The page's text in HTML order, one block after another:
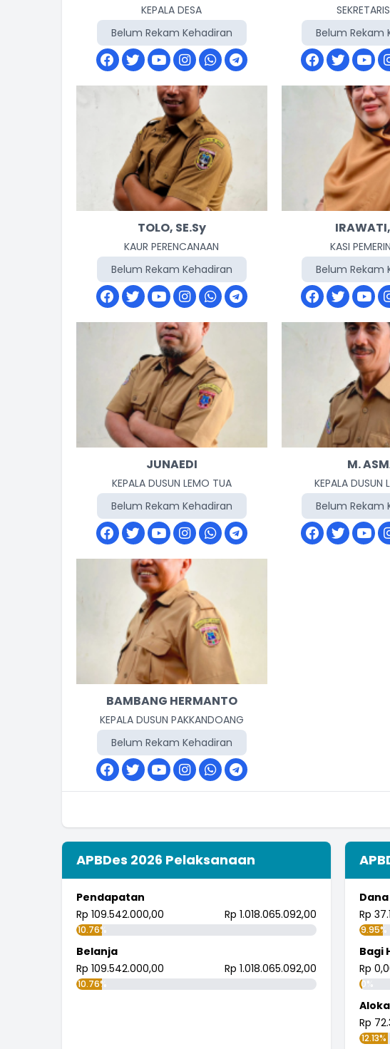
KEPALA DESA
Belum Rekam Kehadiran
Belum Rekam
TOLO, SE.Sy
KAUR PERENCANAAN
Belum Rekam Kehadiran
KASI
Belum Rekam
JUNAEDI
KEPALA DUSUN LEMO TUA
Belum Rekam Kehadiran
M.
KEPALA DUSUN
Belum Rekam
BAMBANG HERMANTO
KEPALA DUSUN PAKKANDOANG
Belum Rekam Kehadiran
APBDes 2026 Pelaksanaan
Pendapatan
Rp 109.542.000,00
Rp 1.018.065.092,00
10.76%
Belanja
Rp 109.542.000,00
Rp 1.018.065.092,00
10.76%
Rp
9.95%
Bagi
Rp
0%
Rp
12.13%